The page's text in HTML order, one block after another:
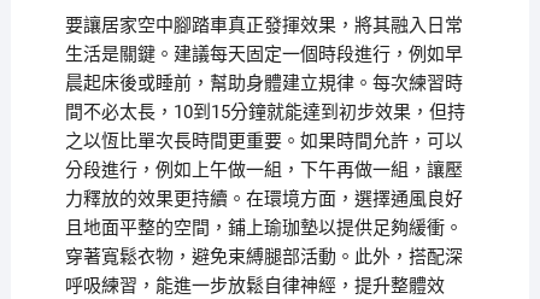
要讓居家空中腳踏車真正發揮效果，將其融入日常
生活是關鍵。建議每天固定一個時段進行，例如早
晨起床後或睡前，幫助身體建立規律。每次練習時
間不必太長，10到15分鐘就能達到初步效果，但持
之以恆比單次長時間更重要。如果時間允許，可以
分段進行，例如上午做一組，下午再做一組，讓壓
力釋放的效果更持續。在環境方面，選擇通風良好
且地面平整的空間，鋪上瑜珈墊以提供足夠緩衝。
穿著寬鬆衣物，避免束縛腿部活動。此外，搭配深
呼吸練習，能進一步放鬆自律神經，提升整體效